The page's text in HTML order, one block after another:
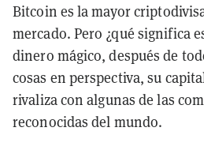
Bitcoin es la mayor
mercado. Pero ¿qué significa
dinero mágico, después de
cosas en perspectiva, su
rivaliza con algunas de las
reconocidas del mundo.